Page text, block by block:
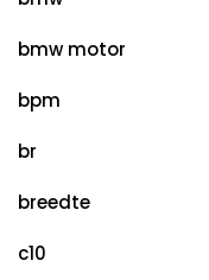
bmw motor
bpm
br
breedte
c10